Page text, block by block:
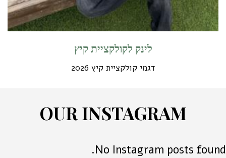
לינק לקולקציית קיץ
דגמי קולקציית קיץ 2026
OUR INSTAGRAM
No Instagram posts found.